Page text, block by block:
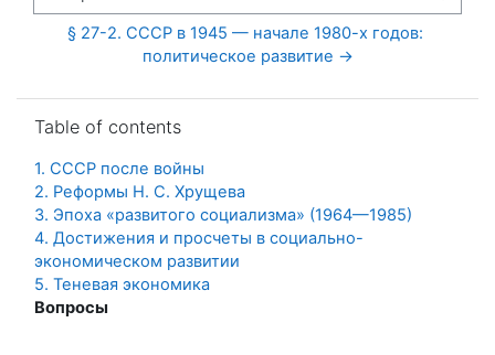
§ 27-2. СССР в 1945 — начале 1980-х годов:
политическое развитие →
Table of contents
1. СССР после войны
2. Реформы Н. С. Хрущева
3. Эпоха «развитого социализма» (1964—1985)
4. Достижения и просчеты в социально-
экономическом развитии
5. Теневая экономика
Вопросы